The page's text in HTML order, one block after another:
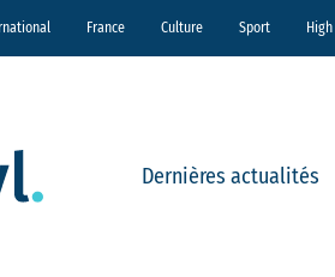
France Culture Sport
Dernières actualités